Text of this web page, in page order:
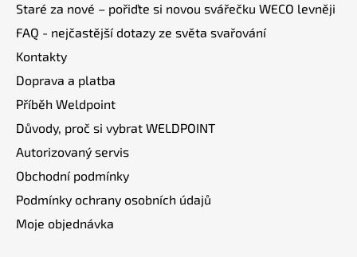
Staré za nové – pořiďte si novou svářečku WECO levněji
FAQ - nejčastější dotazy ze světa svařování
Kontakty
Doprava a platba
Příběh Weldpoint
Důvody, proč si vybrat WELDPOINT
Autorizovaný servis
Obchodní podmínky
Podmínky ochrany osobních údajů
Moje objednávka